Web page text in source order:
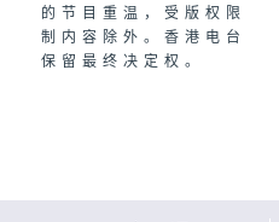
的节目重温，受版权限
制内容除外。香港电台
保留最终决定权。